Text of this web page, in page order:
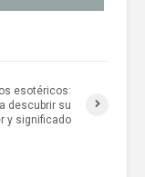
esotéricos:
descubrir su
y significado